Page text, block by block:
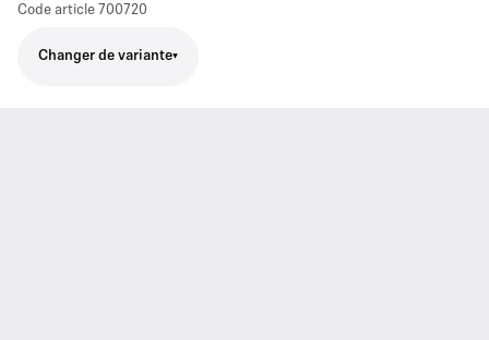
Code article 700720
Changer de variante